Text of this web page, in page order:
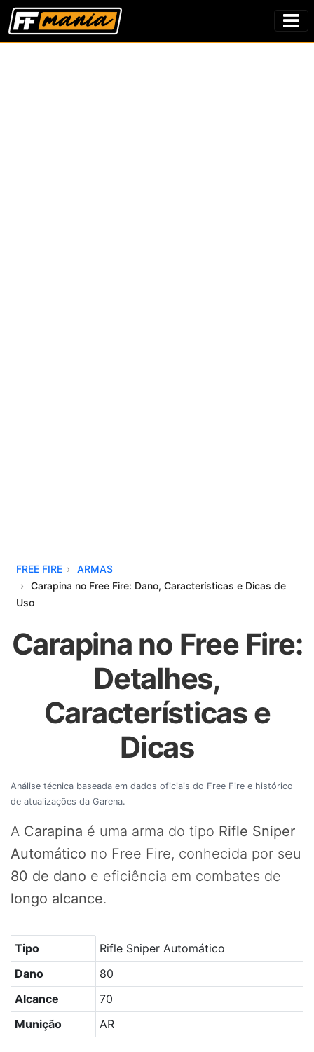
FREE FIRE
ARMAS
Carapina no Free Fire: Dano, Características e Dicas de
Uso
Carapina no Free Fire:
Detalhes,
Características e
Dicas
Análise técnica baseada em dados oficiais do Free Fire e histórico
de atualizações da Garena.
A Carapina é uma arma do tipo Rifle Sniper
Automático no Free Fire, conhecida por seu
80 de dano e eficiência em combates de
longo alcance.
Tabela com os principais atributos da arma Carapina no
Tipo
Rifle Sniper Automático
Dano
80
Alcance
70
Munição
AR